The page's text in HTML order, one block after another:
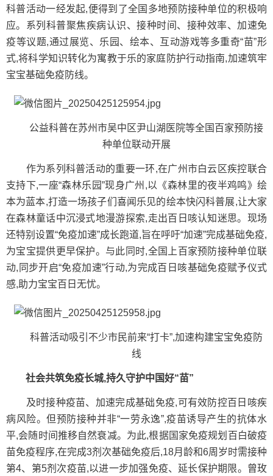
科普活动一经发起,便得到了全国多地预防接种单位的积极响
应。系列科普聚焦疾病认识、接种时间、接种效率、加速免
疫等议题,通过展览、乐园、绘本、互动游戏等多重奇“苗”形
式,将科学知识转化为寓教于乐的家庭防护行动指南,加速筑牢
宝宝基础免疫防线。
公益科普在苏州市吴中区尹山湖医院等全国百家预防接
种单位联动开展
作为系列科普活动的重要一环,在广州市白云区疾控联合
支持下,一座“森林乐园”现身广州,以《森林里的夜半鸡鸣》绘
本为蓝本,打造一场孩子们喜闻乐见的绘本快闪科普展,让大家
在森林童话中沉浸式地漫游探索,走出百日咳认知迷思。现场
还特别设置“免疫加速”成长跑道,旨在呼吁“加速”完成基础免疫,
为宝宝提供更早保护。与此同时,全国上百家预防接种单位联
动,同步开启“免疫加速”行动,为完成百日咳基础免疫赋予仪式
感,助力宝宝百日无忧。
科普活动吸引不少市民前来“打卡”,加速构建宝宝免疫防
线
社会共筑免疫长城,持久守护中国好“苗”
及时接种疫苗、加速完成基础免疫,可有效防控百日咳疾
病风险。但预防接种并非“一劳永逸”,疫苗诱导产生的抗体水
平,会随时间推移自然衰减。为此,根据国家免疫规划百白破疫
苗免疫程序,在完成3剂次基础免疫后,18月龄和6周岁时需接种
第4、第5剂次疫苗,以进一步加强免疫、延长保护期限。曾玫